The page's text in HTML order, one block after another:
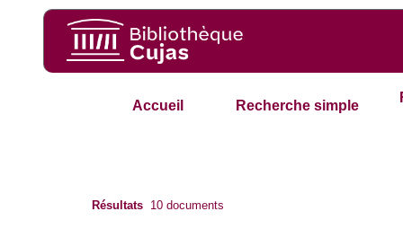
Accueil Recherche simple
Résultats 10 documents